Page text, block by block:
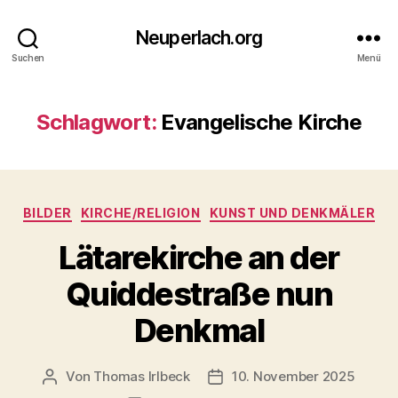
Suchen
Neuperlach.org
Menü
Schlagwort: Evangelische Kirche
Kategorien
BILDER KIRCHE/RELIGION KUNST UND DENKMÄLER
Lätarekirche an der
Quiddestraße nun
Denkmal
Beitragsautor
Von Thomas Irlbeck Veröffentlichungsdatum
10. November 2025